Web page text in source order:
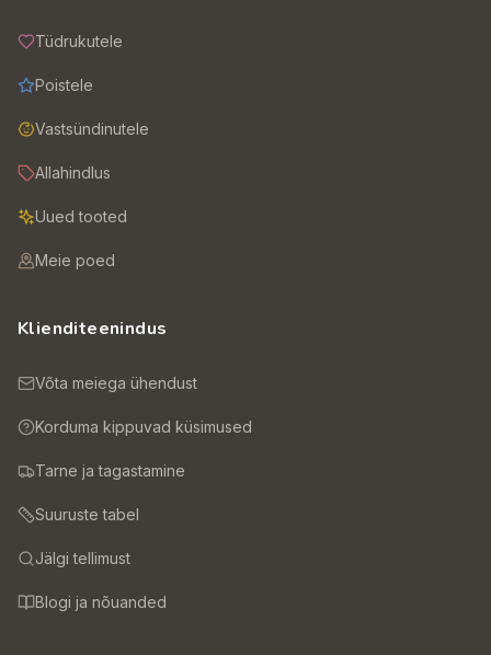
Tüdrukutele
Poistele
Vastsündinutele
Allahindlus
Uued tooted
Meie poed
Klienditeenindus
Võta meiega ühendust
Korduma kippuvad küsimused
Tarne ja tagastamine
Suuruste tabel
Jälgi tellimust
Blogi ja nõuanded